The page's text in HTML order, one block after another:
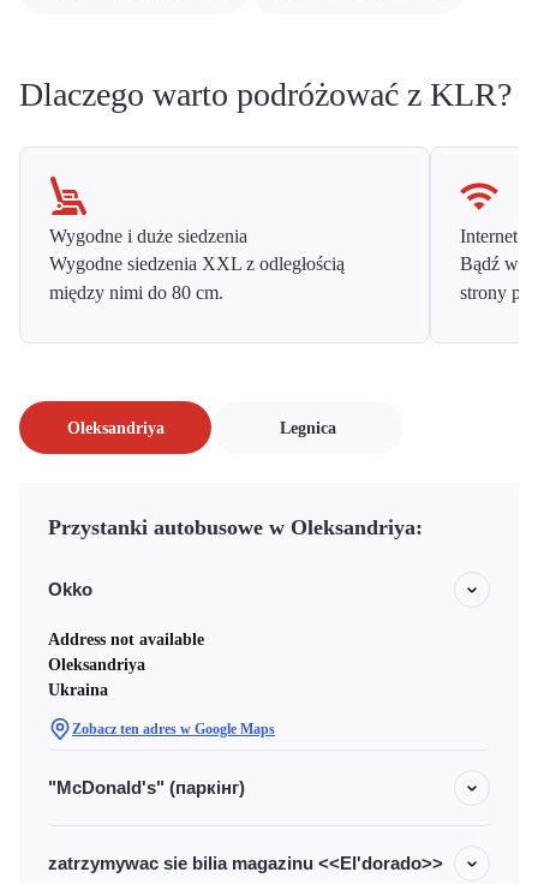
Dlaczego warto podróżować z KLR?
Wygodne i duże siedzenia
Wygodne siedzenia XXL z odległością
między nimi do 80 cm.
Internet
Bądź w
strony
Oleksandriya Legnica
Przystanki autobusowe w Oleksandriya:
Okko
Address not available
Oleksandriya
Ukraina
Zobacz ten adres w Google Maps
"McDonald's" (паркінг)
zatrzymywac sie bilia magazinu <<El'dorado>>